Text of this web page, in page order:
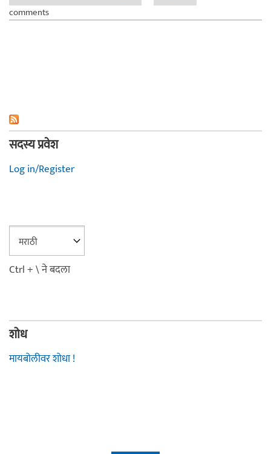
comments
सदस्य प्रवेश
Log in/Register
Ctrl + \ ने बदला
शोध
मायबोलीवर शोधा !